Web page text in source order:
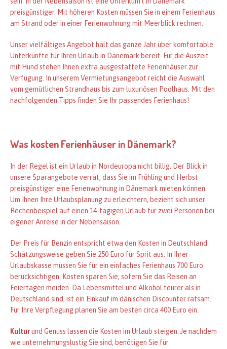
preisgünstiger. Mit höheren Kosten müssen Sie in einem Ferienhaus
am Strand oder in einer Ferienwohnung mit Meerblick rechnen.
Unser vielfältiges Angebot hält das ganze Jahr über komfortable
Unterkünfte für Ihren Urlaub in Dänemark bereit. Für die Auszeit
mit Hund stehen Ihnen extra ausgestattete Ferienhäuser zur
Verfügung. In unserem Vermietungsangebot reicht die Auswahl
vom gemütlichen Strandhaus bis zum luxuriösen Poolhaus. Mit den
nachfolgenden Tipps finden Sie Ihr passendes Ferienhaus!
Was kosten Ferienhäuser in Dänemark?
In der Regel ist ein Urlaub in Nordeuropa nicht billig. Der Blick in
unsere Sparangebote verrät, dass Sie im Frühling und Herbst
preisgünstiger eine Ferienwohnung in Dänemark mieten können.
Um Ihnen Ihre Urlaubsplanung zu erleichtern, bezieht sich unser
Rechenbeispiel auf einen 14-tägigen Urlaub für zwei Personen bei
eigener Anreise in der Nebensaison.
Der Preis für Benzin entspricht etwa den Kosten in Deutschland.
Schätzungsweise geben Sie 250 Euro für Sprit aus. In Ihrer
Urlaubskasse müssen Sie für ein einfaches Ferienhaus 700 Euro
berücksichtigen. Kosten sparen Sie, sofern Sie das Reisen an
Feiertagen meiden. Da Lebensmittel und Alkohol teurer als in
Deutschland sind, ist ein Einkauf im dänischen Discounter ratsam.
Für Ihre Verpflegung planen Sie am besten circa 400 Euro ein.
Kulturund Genuss lassen die Kosten im Urlaub steigen. Je nachdem
wie unternehmungslustig Sie sind, benötigen Sie für